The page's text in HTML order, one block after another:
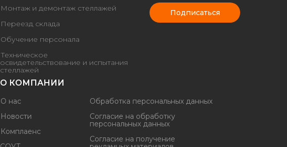
О КОМПАНИИ
Подписаться
О нас
Новости
Согласие на обработку
персональных данных
Согласие на получение
Обработка персональных данных
Комплаенс
Монтаж и демонтаж стеллажей
Переезд склада
Обучение персонала
Техническое
освидетельствование и испытания
стеллажей